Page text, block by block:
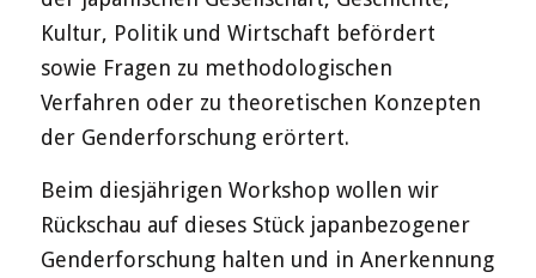
Kultur, Politik und Wirtschaft befördert
sowie Fragen zu methodologischen
Verfahren oder zu theoretischen Konzepten
der Genderforschung erörtert.
Beim diesjährigen Workshop wollen wir
Rückschau auf dieses Stück japanbezogener
Genderforschung halten und in Anerkennung